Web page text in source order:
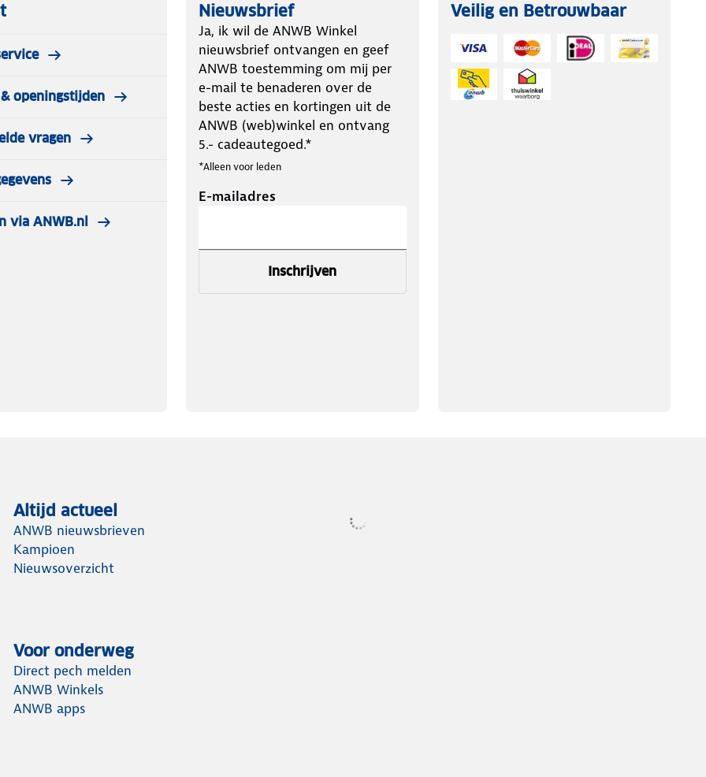
openingstijden
vragen
via ANWB.nl
Nieuwsbrief
Ja, ik wil de ANWB Winkel
nieuwsbrief ontvangen en geef
ANWB toestemming om mij per
e-mail te benaderen over de
beste acties en kortingen uit de
ANWB (web)winkel en ontvang
5.- cadeautegoed.*
*Alleen voor leden
E-mailadres
Inschrijven
Veilig en Betrouwbaar
Altijd actueel
ANWB nieuwsbrieven
Kampioen
Nieuwsoverzicht
Voor onderweg
Direct pech melden
ANWB Winkels
ANWB apps